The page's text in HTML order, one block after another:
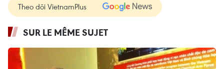
Theo dõi VietnamPlus
SUR LE MÊME SUJET